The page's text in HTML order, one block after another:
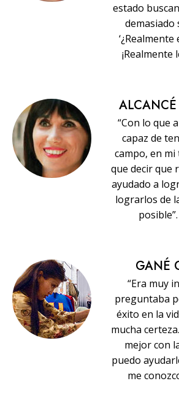
estado
demasiado
‘¿Realmente
¡Realmente
“Con lo que
capaz de
campo, en
que decir que
ayudado a
lograrlos de
GANÉ
“Era muy
preguntaba
éxito en la
mucha
mejor con
puedo
me